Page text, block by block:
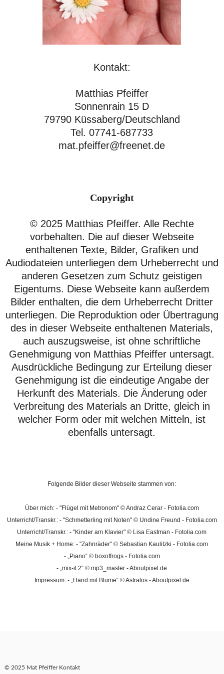
Kontakt:
Matthias Pfeiffer
Sonnenrain 15 D
79790 Küssaberg/Deutschland
Tel. 07741-687733
mat.pfeiffer@freenet.de
Copyright
© 2025 Matthias Pfeiffer. Alle Rechte
vorbehalten. Die auf dieser Webseite
enthaltenen Texte, Bilder, Grafiken und
Audiodateien unterliegen dem Urheberrecht und
anderen Gesetzen zum Schutz geistigen
Eigentums. Diese Webseite kann außerdem
Bilder enthalten, die dem Urheberrecht Dritter
unterliegen. Die Reproduktion oder Übertragung
des in dieser Webseite enthaltenen Materials,
auch auszugsweise, ist ohne schriftliche
Genehmigung von Matthias Pfeiffer untersagt.
Ausdrückliche Bedingung zur Erteilung dieser
Genehmigung ist die eindeutige Angabe der
Herkunft des Materials. Die Änderung oder
Verbreitung des Materials an Dritte, gleich in
welcher Form oder mit welchen Mitteln, ist
ebenfalls untersagt.
Folgende Bilder dieser Webseite stammen von:
Über mich: - "Flügel mit Metronom" © Andraz Cerar - Fotolia.com
Unterricht/Transkr.: - "Schmetterling mit Noten" © Undine Freund - Fotolia.com
Unterricht/Transkr.: - "Kinder am Klavier" © Lisa Eastman - Fotolia.com
Meine Musik + Home: - "Zahnräder" © Sebastian Kaulitzki - Fotolia.com
- „Piano“ © boxoffrogs - Fotolia.com
- „mix-it 2“ © mp3_master - Aboutpixel.de
Impressum: - „Hand mit Blume“ © Astralos - Aboutpixel.de
© 2025 Mat Pfeiffer Kontakt